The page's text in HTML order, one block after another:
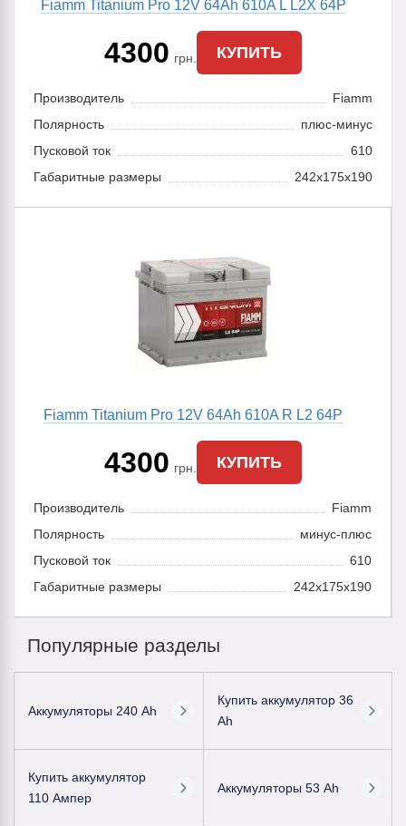
Fiamm Titanium Pro 12V 64Ah 610A L L2X 64P
4300 грн. КУПИТЬ
Производитель
Fiamm
Полярность
плюс-минус
Пусковой ток
610
Габаритные размеры
242x175x190
Fiamm Titanium Pro 12V 64Ah 610A R L2 64P
4300 грн. КУПИТЬ
Производитель
Fiamm
Полярность
минус-плюс
Пусковой ток
610
Габаритные размеры
242x175x190
Популярные разделы
Аккумуляторы 240 Ah
Купить аккумулятор 36
Ah
Купить аккумулятор
110 Ампер
Аккумуляторы 53 Ah